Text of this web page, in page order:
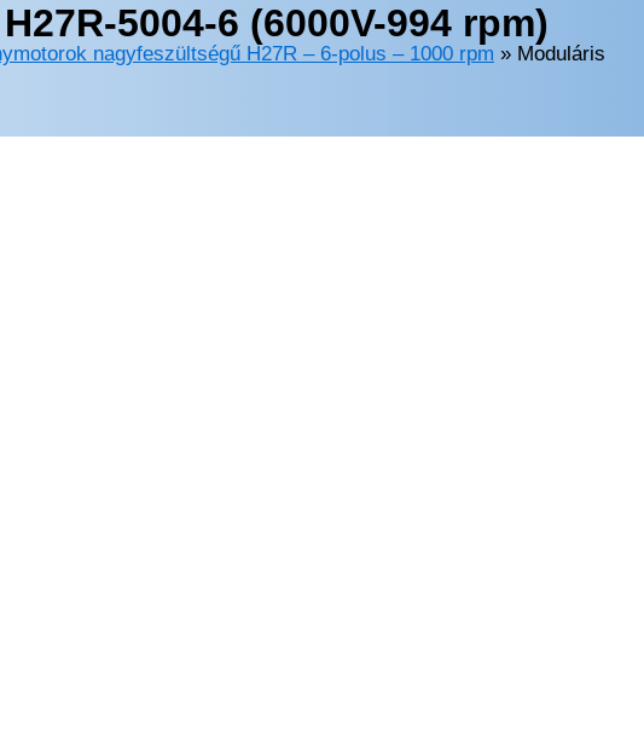
5004-6 (6000V-994 rpm)
nagyfeszültségű H27R – 6-polus – 1000 rpm » Moduláris